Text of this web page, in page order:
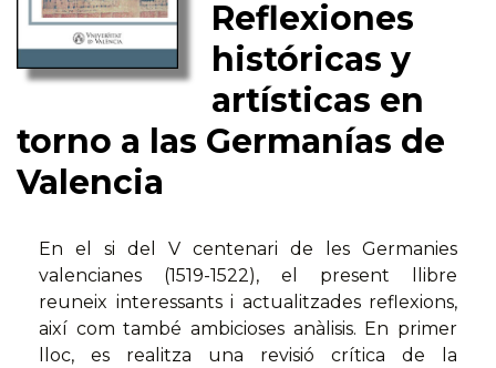
Reflexiones
históricas y
artísticas en
torno a las Germanías de
Valencia
En el si del V centenari de les Germanies
valencianes (1519-1522), el present llibre
reuneix interessants i actualitzades reflexions,
així com també ambicioses anàlisis. En primer
lloc, es realitza una revisió crítica de la